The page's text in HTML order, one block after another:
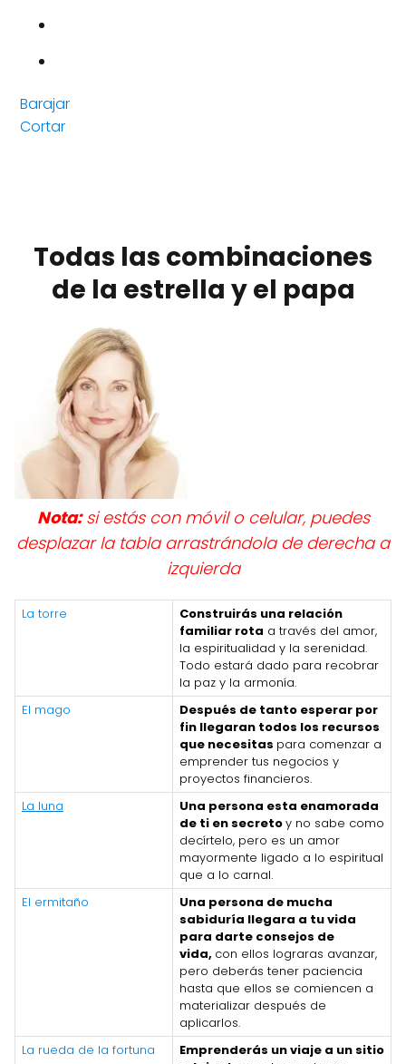
Barajar
Cortar
Todas las combinaciones
de la estrella y el papa
Nota:si estás con móvil o celular, puedes
desplazar la tabla arrastrándola de derecha a
izquierda
La torre
Construirás una relación
familiar rota a través del amor,
la espiritualidad y la serenidad.
Todo estará dado para recobrar
la paz y la armonía.
El mago
Después de tanto esperar por
fin llegaran todos los recursos
que necesitas para comenzar a
emprender tus negocios y
proyectos financieros.
La luna
Una persona esta enamorada
de ti en secretoy no sabe como
decírtelo, pero es un amor
mayormente ligado a lo espiritual
que a lo carnal.
El ermitaño
Una persona de mucha
sabiduría llegara a tu vida
para darte consejos de
vida, con ellos lograras avanzar,
pero deberás tener paciencia
hasta que ellos se comiencen a
materializar después de
aplicarlos.
La rueda de la fortuna
Emprenderás un viaje a un sitio